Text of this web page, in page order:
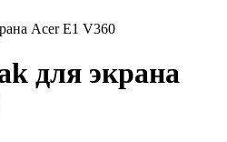
Acer E1 V360
для экрана